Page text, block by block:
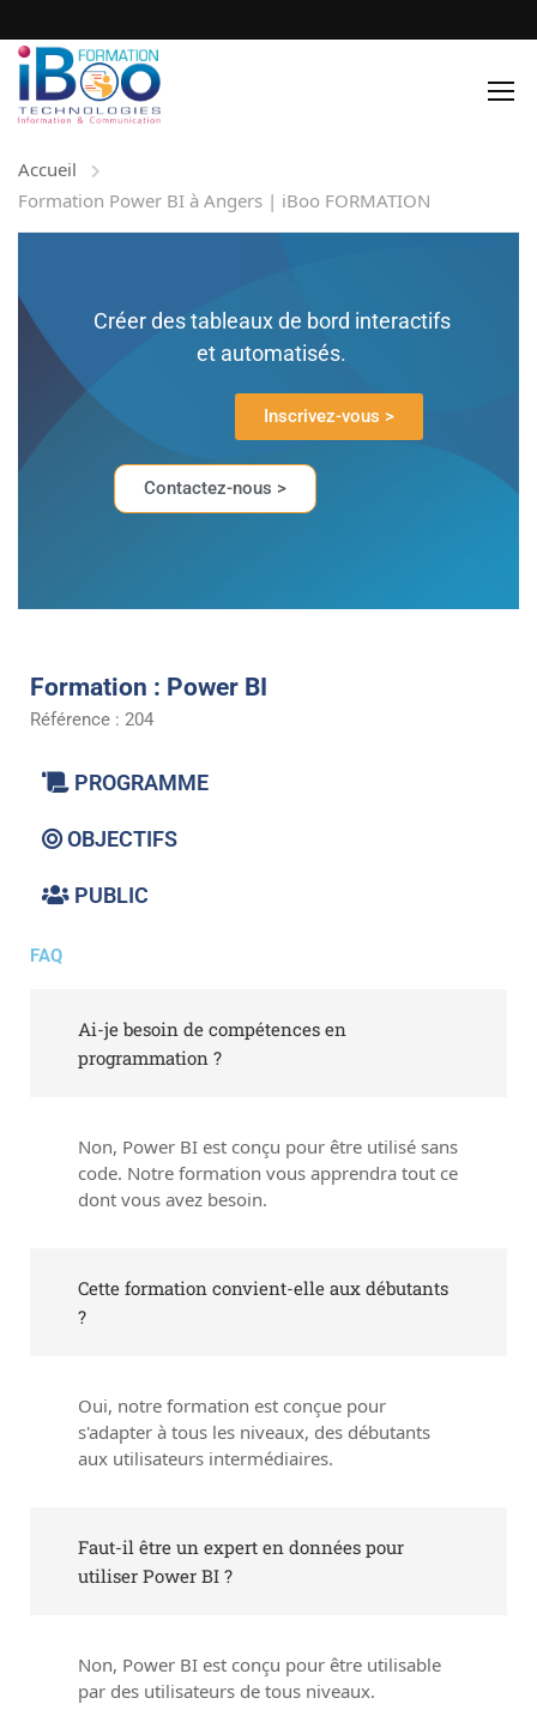
Accueil
Formation Power BI à Angers | iBoo FORMATION
Créer des tableaux de bord interactifs
et automatisés.
Inscrivez-vous >
Contactez-nous >
Formation : Power BI
Référence : 204
PROGRAMME
OBJECTIFS
PUBLIC
FAQ
Ai-je besoin de compétences en
programmation ?
Non, Power BI est conçu pour être utilisé sans
code. Notre formation vous apprendra tout ce
dont vous avez besoin.
Cette formation convient-elle aux débutants
?
Oui, notre formation est conçue pour
s'adapter à tous les niveaux, des débutants
aux utilisateurs intermédiaires.
Faut-il être un expert en données pour
utiliser Power BI ?
Non, Power BI est conçu pour être utilisable
par des utilisateurs de tous niveaux.